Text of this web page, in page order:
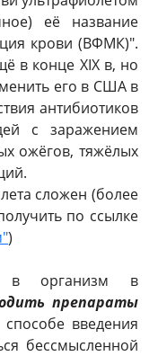
её название
крови (ВФМК)".
в конце ХIХ в, но
его в США в
антибиотиков
с заражением
ожёгов, тяжёлых
сложен (более
по ссылке
)
в организм в
препараты
введения
бессмысленной